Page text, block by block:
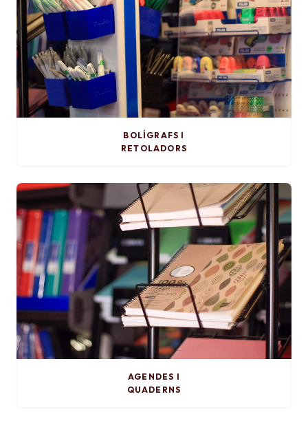
BOLÍGRAFS I
RETOLADORS
AGENDES I
QUADERNS